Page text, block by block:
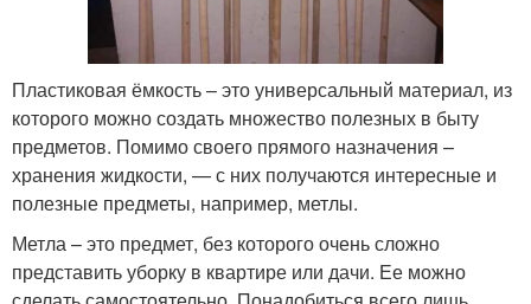
Пластиковая ёмкость – это универсальный материал, из
которого можно создать множество полезных в быту
предметов. Помимо своего прямого назначения –
хранения жидкости, — с них получаются интересные и
полезные предметы, например, метлы.
Метла – это предмет, без которого очень сложно
представить уборку в квартире или дачи. Ее можно